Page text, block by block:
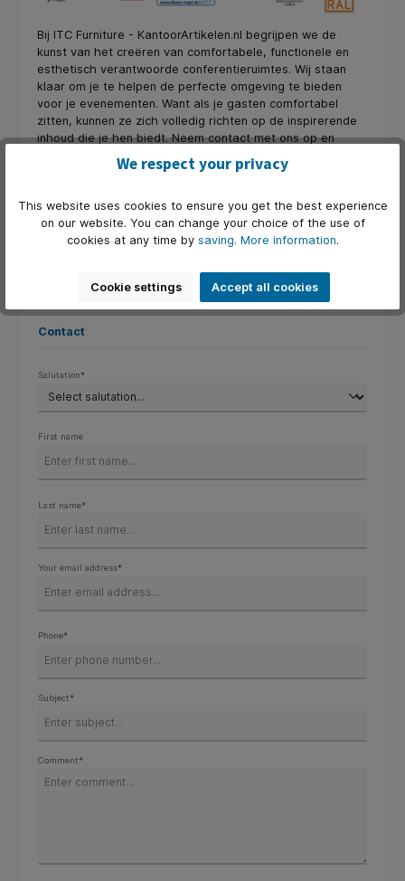
Bij ITC Furniture - KantoorArtikelen.nl begrijpen we de
kunst van het creëren van comfortabele, functionele en
esthetisch verantwoorde conferentieruimtes. Wij staan
klaar om je te helpen de perfecte omgeving te bieden
voor je evenementen. Want als je gasten comfortabel
zitten, kunnen ze zich volledig richten op de inspirerende
inhoud die je hen biedt. Neem contact met ons op en
ontdek hoe wij met PUBLICA en andere producten jouw
bijeenkomsten naar een hoger niveau kunnen tillen.
Bel ons voor meer informatie: +31 (0)45 – 522 93 11
Of vul onderstaand formulier in, dan nemen wij contact op
met de juiste persoon:
Contact
Salutation*
First name
Last name*
Your email address*
Phone*
Subject*
Comment*
We respect your privacy
This website uses cookies to ensure you get the best experience
on our website. You can change your choice of the use of
cookies at any time by saving. More information.
Cookie settings Accept all cookies